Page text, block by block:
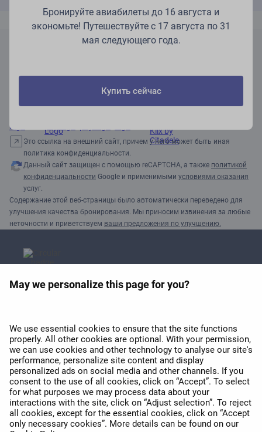
May we personalize this page for you?
We use essential cookies to ensure that the site functions
properly. All other cookies are optional. With your permission,
we can use cookies and other technology to analyse our site's
performance, personalize site content and display
personalized ads on social media and other channels. If you
consent to the use of all cookies, click on “Accept”. To select
for what purposes we may process data about your
interactions with the site, click on “Adjust selection”. To reject
all cookies, except for the essential cookies, click on “Accept
only necessary cookies”. More details can be found on our
Условия пользования
Это ссылка на внешний сайт, причем у него может быть иная
политика конфиденциальности.
Данный сайт защищен с помощью reCAPTCHA, а также политикой
конфиденциальности Google и применимыми условиями оказания
услуг.
Содержание этой веб-страницы было автоматически переведено для
улучшения качества бронирования. Мы приносим извинения за любые
неточности и приветствуем ваши предложения по улучшению.
лучший Wi-Fi в Европе
APEX 2026 Five Star Major
Airline Award
Бронируйте авиабилеты до 16 августа и
экономьте! Путешествуйте с 17 августа по 31
мая следующего года.
Купить сейчас